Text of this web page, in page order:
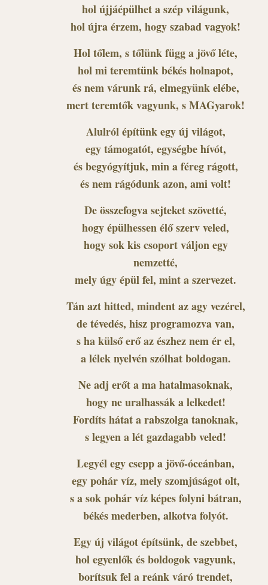
hol újjáépülhet a szép világunk,
hol újra érzem, hogy szabad vagyok!
Hol tőlem, s tőlünk függ a jövő léte,
hol mi teremtünk békés holnapot,
és nem várunk rá, elmegyünk elébe,
mert teremtők vagyunk, s MAGyarok!
Alulról építünk egy új világot,
egy támogatót, egységbe hívót,
és begyógyítjuk, min a féreg rágott,
és nem rágódunk azon, ami volt!
De összefogva sejteket szövetté,
hogy épülhessen élő szerv veled,
hogy sok kis csoport váljon egy
nemzetté,
mely úgy épül fel, mint a szervezet.
Tán azt hitted, mindent az agy vezérel,
de tévedés, hisz programozva van,
s ha külső erő az észhez nem ér el,
a lélek nyelvén szólhat boldogan.
Ne adj erőt a ma hatalmasoknak,
hogy ne uralhassák a lelkedet!
Fordíts hátat a rabszolga tanoknak,
s legyen a lét gazdagabb veled!
Legyél egy csepp a jövő-óceánban,
egy pohár víz, mely szomjúságot olt,
s a sok pohár víz képes folyni bátran,
békés mederben, alkotva folyót.
Egy új világot építsünk, de szebbet,
hol egyenlők és boldogok vagyunk,
borítsuk fel a reánk váró trendet,